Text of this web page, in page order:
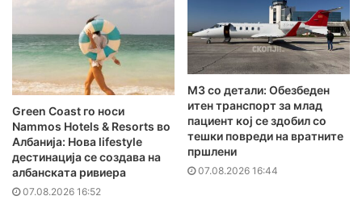
Green Coast го носи
Nammos Hotels & Resorts во
Албанија: Нова lifestyle
дестинација се создава на
албанската ривиера
07.08.2026 16:52
MЗ со детали: Обезбеден
итен транспорт за млад
пациент кој се здобил со
тешки повреди на вратните
пршлени
07.08.2026 16:44